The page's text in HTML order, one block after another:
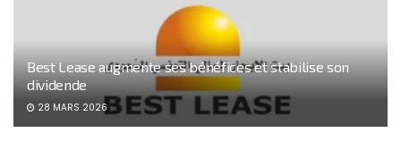
Best Lease augmente ses bénéfices et stabilise son
dividende
28 MARS 2026